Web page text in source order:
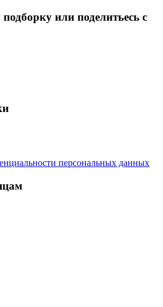
подборку или поделитьесь с
персональных данных